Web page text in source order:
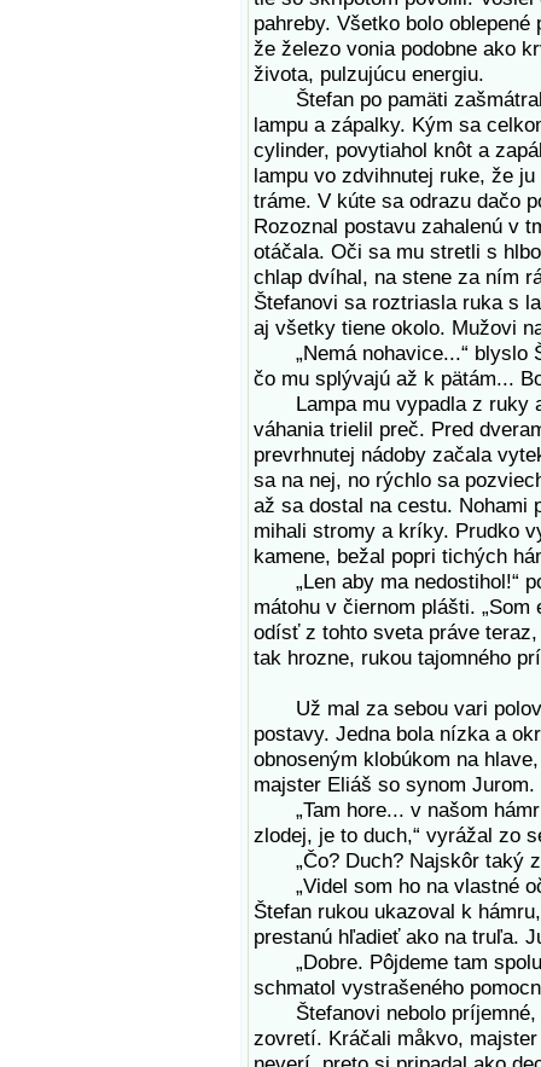
pahreby. Všetko bolo
že železo vonia podobne ako
života, pulzujúcu energiu.
Štefan po pamäti zašmátral
lampu a zápalky. Kým sa
cylinder, povytiahol knôt a
lampu vo zdvihnutej ruke, že
tráme. V kúte sa odrazu dačo
Rozoznal postavu zahalenú v
otáčala. Oči sa mu stretli s
chlap dvíhal, na stene za ním
Štefanovi sa roztriasla ruka s
aj všetky tiene okolo. Mužovi
„Nemá nohavice...“ blyslo
čo mu splývajú až k pätám...
Lampa mu vypadla z ruky a
váhania trielil preč. Pred
prevrhnutej nádoby začala
sa na nej, no rýchlo sa
až sa dostal na cestu. Nohami
mihali stromy a kríky. Prudko
kamene, bežal popri tichých
„Len aby ma nedostihol!“
mátohu v čiernom plášti.
odísť z tohto sveta práve
tak hrozne, rukou tajomného
Už mal za sebou vari
postavy. Jedna bola nízka a
obnoseným klobúkom na
majster Eliáš so synom Jurom.
„Tam hore... v našom
zlodej, je to duch,“ vyrážal zo
„Čo? Duch? Najskôr taký z
„Videl som ho na vlastné
Štefan rukou ukazoval k
prestanú hľadieť ako na truľa.
„Dobre. Pôjdeme tam spolu
schmatol vystrašeného
Štefanovi nebolo príjemné,
zovretí. Kráčali måkvo,